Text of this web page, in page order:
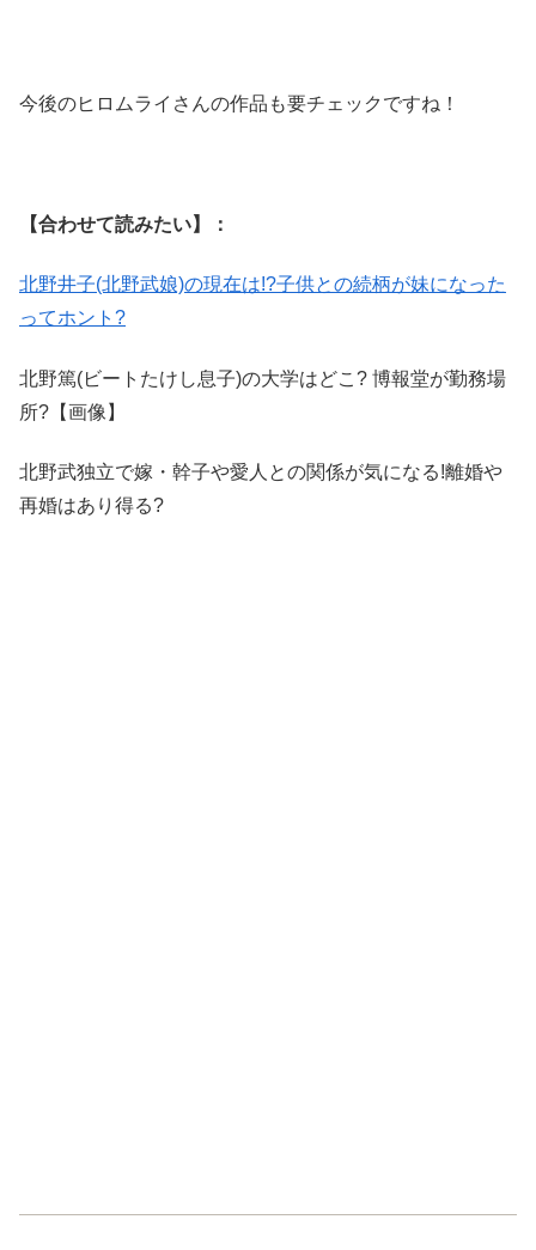
今後のヒロムライさんの作品も要チェックですね！
【合わせて読みたい】：
北野井子(北野武娘)の現在は!?子供との続柄が妹になった
ってホント?
北野篤(ビートたけし息子)の大学はどこ? 博報堂が勤務場
所?【画像】
北野武独立で嫁・幹子や愛人との関係が気になる!離婚や
再婚はあり得る?